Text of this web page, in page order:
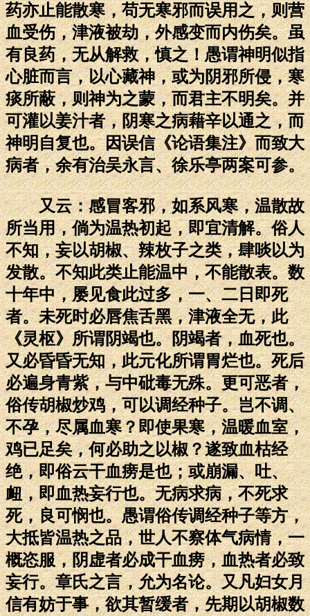
药亦止能散寒，苟无寒邪而误用之，则营
血受伤，津液被劫，外感变而内伤矣。虽
有良药，无从解救，慎之！愚谓神明似指
心脏而言，以心藏神，或为阴邪所侵，寒
痰所蔽，则神为之蒙，而君主不明矣。并
可灌以姜汁者，阴寒之病藉辛以通之，而
神明自复也。因误信《论语集注》而致大
病者，余有治吴永言、徐乐亭两案可参。
又云：感冒客邪，如系风寒，温散故
所当用，倘为温热初起，即宜清解。俗人
不知，妄以胡椒、辣枚子之类，肆啖以为
发散。不知此类止能温中，不能散表。数
十年中，屡见食此过多，一、二日即死
者。未死时必唇焦舌黑，津液全无，此
《灵枢》所谓阴竭也。阴竭者，血死也。
又必昏昏无知，此元化所谓胃烂也。死后
必遍身青紫，与中砒毒无殊。更可恶者，
俗传胡椒炒鸡，可以调经种子。岂不调、
不孕，尽属血寒？即使果寒，温暖血室，
鸡已足矣，何必助之以椒？遂致血枯经
绝，即俗云干血痨是也；或崩漏、吐、
衄，即血热妄行也。无病求病，不死求
死，良可悯也。愚谓俗传调经种子等方，
大抵皆温热之品，世人不察体气病情，一
概恣服，阴虚者必成干血痨，血热者必致
妄行。章氏之言，允为名论。又凡妇女月
信有妨于事，欲其暂缓者，先期以胡椒数